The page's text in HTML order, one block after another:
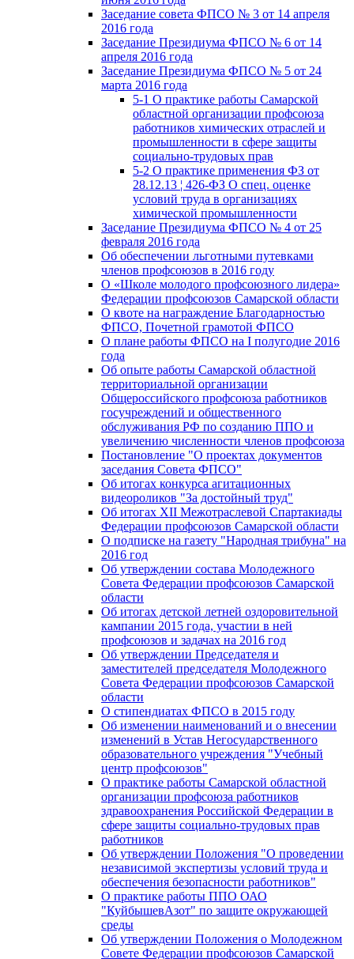
Заседание совета ФПСО № 3 от 14 апреля
2016 года
Заседание Президиума ФПСО № 6 от 14
апреля 2016 года
Заседание Президиума ФПСО № 5 от 24
марта 2016 года
5-1 О практике работы Самарской
областной организации профсоюза
работников химических отраслей и
промышленности в сфере защиты
социально-трудовых прав
5-2 О практике применения ФЗ от
28.12.13 ¦ 426-ФЗ О спец. оценке
условий труда в организациях
химической промышленности
Заседание Президиума ФПСО № 4 от 25
февраля 2016 года
Об обеспечении льготными путевками
членов профсоюзов в 2016 году
О «Школе молодого профсоюзного лидера»
Федерации профсоюзов Самарской области
О квоте на награждение Благодарностью
ФПСО, Почетной грамотой ФПСО
О плане работы ФПСО на I полугодие 2016
года
Об опыте работы Самарской областной
территориальной организации
Общероссийского профсоюза работников
госучреждений и общественного
обслуживания РФ по созданию ППО и
увеличению численности членов профсоюза
Постановление "О проектах документов
заседания Совета ФПСО"
Об итогах конкурса агитационных
видеороликов "За достойный труд"
Об итогах XII Межотраслевой Спартакиады
Федерации профсоюзов Самарской области
О подписке на газету "Народная трибуна" на
2016 год
Об утверждении состава Молодежного
Совета Федерации профсоюзов Самарской
области
Об итогах детской летней оздоровительной
кампании 2015 года, участии в ней
профсоюзов и задачах на 2016 год
Об утверждении Председателя и
заместителей председателя Молодежного
Совета Федерации профсоюзов Самарской
области
О стипендиатах ФПСО в 2015 году
Об изменении наименований и о внесении
изменений в Устав Негосударственного
образовательного учреждения "Учебный
центр профсоюзов"
О практике работы Самарской областной
организации профсоюза работников
здравоохранения Российской Федерации в
сфере защиты социально-трудовых прав
работников
Об утверждении Положения "О проведении
независимой экспертизы условий труда и
обеспечения безопасности работников"
О практике работы ППО ОАО
"КуйбышевАзот" по защите окружающей
среды
Об утверждении Положения о Молодежном
Совете Федерации профсоюзов Самарской